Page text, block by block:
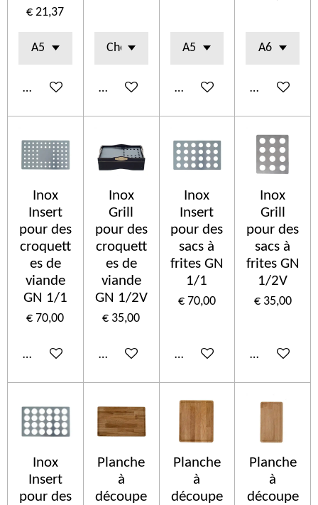
€ 21,37
In winkelwagenIn winkelwagenIn winkelwagenIn
Inox
Insert
pour des
croquett
es de
viande
GN 1/1
€ 70,00
In winkelwagen
Inox
Grill
pour des
croquett
es de
viande
GN 1/2V
€ 35,00
In winkelwagen
Inox
Insert
pour des
sacs à
frites GN
1/1
€ 70,00
In winkelwagen
Inox
Grill
pour des
sacs à
frites GN
1/2V
€ 35,00
In
Inox
Insert
pour des
Planche
à
découpe
Planche
à
découpe
Planche
à
découpe